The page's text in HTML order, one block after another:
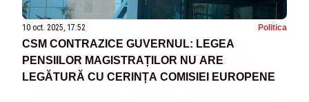
10 oct. 2025, 17:52 Politica
CSM CONTRAZICE GUVERNUL: LEGEA
PENSIILOR MAGISTRAȚILOR NU ARE
LEGĂTURĂ CU CERINȚA COMISIEI EUROPENE